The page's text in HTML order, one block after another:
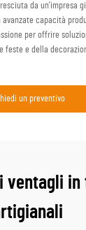
da un’impresa
capacità
per offrire
feste e della
un preventivo
ventagli in